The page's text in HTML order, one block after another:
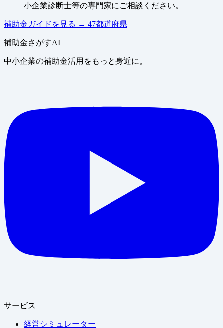
小企業診断士等の専門家にご相談ください。
補助金ガイドを見る → 47都道府県
補助金さがすAI
中小企業の補助金活用をもっと身近に。
サービス
経営シミュレーター